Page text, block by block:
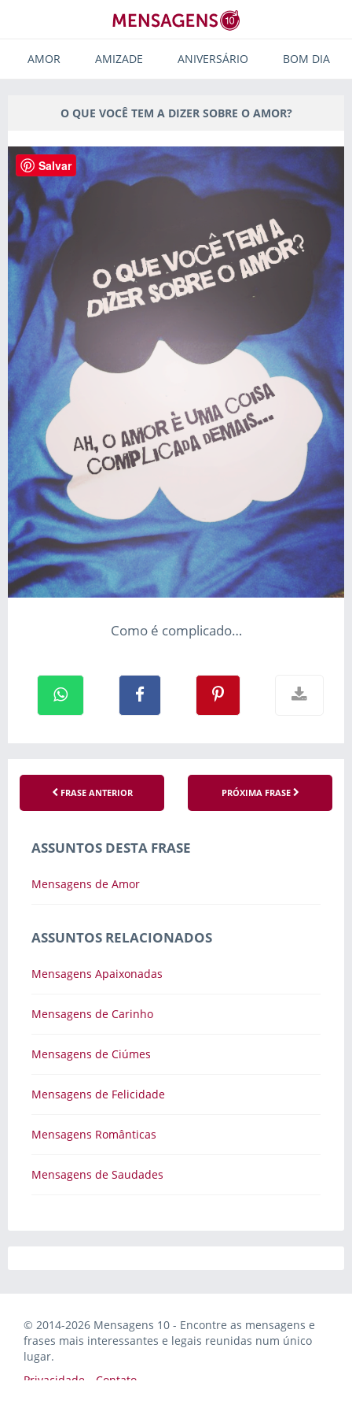
AMOR AMIZADE ANIVERSÁRIO BOM DIA
O QUE VOCÊ TEM A DIZER SOBRE O AMOR?
Como é complicado…
FRASE ANTERIOR PRÓXIMA FRASE
ASSUNTOS DESTA FRASE
Mensagens de Amor
ASSUNTOS RELACIONADOS
Mensagens Apaixonadas
Mensagens de Carinho
Mensagens de Ciúmes
Mensagens de Felicidade
Mensagens Românticas
Mensagens de Saudades
© 2014-2026 Mensagens 10 - Encontre as mensagens e
frases mais interessantes e legais reunidas num único
lugar.
Privacidade
Contato
Salvar